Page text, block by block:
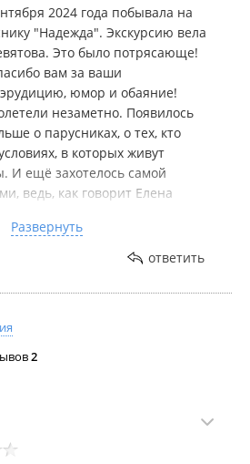
2024 года побывала на
"Надежда". Экскурсию вела
Это было потрясающе!
вам за ваши
юмор и обаяние!
незаметно. Появилось
о парусниках, о тех, кто
в которых живут
И ещё захотелось самой
ведь, как говорит Елена
под парусом.
нет
с друзьями, детьми и
Развернуть
ответить
2